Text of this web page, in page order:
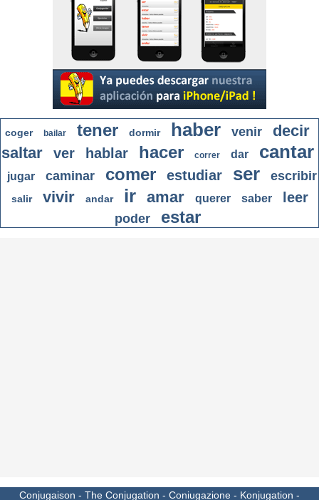
coger bailar tener dormir haber venir
decir
saltar
ver hablar hacer correr dar cantar
jugar caminar comer estudiar ser escribir
salir vivir andar ir amar querer saber leer
poder estar
Conjugaison - The Conjugation - Coniugazione - Konjugation -